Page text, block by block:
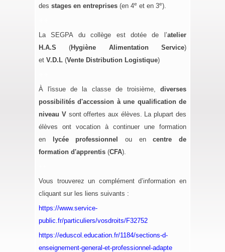
desstages en entreprises (en 4e et en 3e).
La SEGPA du collège est dotée de l’atelier
H.A.S (Hygiène Alimentation Service)
etV.D.L(Vente Distribution Logistique)
À l'issue de la classe de troisième, diverses
possibilités d'accession à une qualification de
niveau Vsont offertes aux élèves. La plupart des
élèves ont vocation à continuer une formation
en
lycée professionnel ou encentre de
formation d'apprentis (CFA).
Vous trouverez un complément d’information en
cliquant sur les liens suivants :
https://www.service-
public.fr/particuliers/vosdroits/F32752
https://eduscol.education.fr/1184/sections-d-
enseignement-general-et-professionnel-adapte